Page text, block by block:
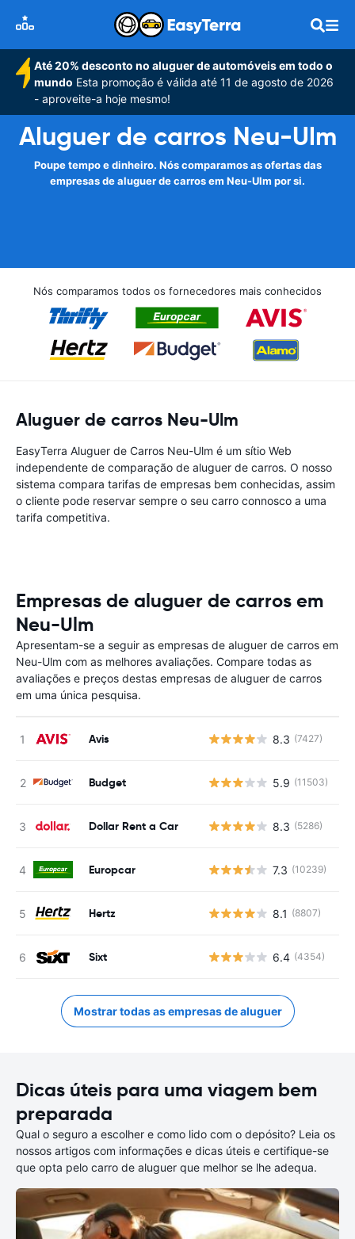
Até 20% desconto no aluguer de automóveis em todo o
mundo Esta promoção é válida até 11 de agosto de 2026
- aproveite-a hoje mesmo!
Aluguer de carros Neu-Ulm
Poupe tempo e dinheiro. Nós comparamos as ofertas das
empresas de aluguer de carros em Neu-Ulm por si.
Nós comparamos todos os fornecedores mais conhecidos
Aluguer de carros Neu-Ulm
EasyTerra Aluguer de Carros Neu-Ulm é um sítio Web
independente de comparação de aluguer de carros. O nosso
sistema compara tarifas de empresas bem conhecidas, assim
o cliente pode reservar sempre o seu carro connosco a uma
tarifa competitiva.
Empresas de aluguer de carros em
Neu-Ulm
Apresentam-se a seguir as empresas de aluguer de carros em
Neu-Ulm com as melhores avaliações. Compare todas as
avaliações e preços destas empresas de aluguer de carros
em uma única pesquisa.
Avis 8.3 (7427)
Budget 5.9 (11503)
Dollar Rent a Car 8.3 (5286)
Europcar 7.3 (10239)
Hertz 8.1 (8807)
Sixt 6.4 (4354)
Mostrar todas as empresas de aluguer
Dicas úteis para uma viagem bem
preparada
Qual o seguro a escolher e como lido com o depósito? Leia os
nossos artigos com informações e dicas úteis e certifique-se
que opta pelo carro de aluguer que melhor se lhe adequa.